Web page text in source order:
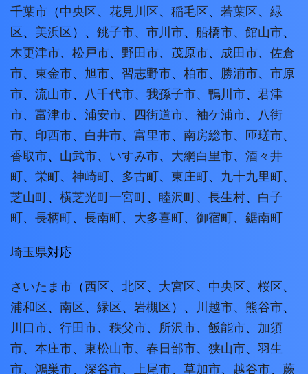
千葉市 （中央区、 花見川区、 稲毛区、 若葉区、 緑
区、 美浜区）、 銚子市、 市川市、 船橋市、 館山市、
木更津市、 松戸市、 野田市、 茂原市、 成田市、 佐倉
市、 東金市、 旭市、 習志野市、 柏市、 勝浦市、 市原
市、 流山市、 八千代市、 我孫子市、 鴨川市、 君津
市、 富津市、 浦安市、 四街道市、 袖ケ浦市、
八街
市、 印西市、 白井市、 富里市、 南房総市、 匝瑳市、
香取市、 山武市、 いすみ市、 大網白里市、 酒々井
町、 栄町、 神崎町、 多古町、 東庄町、 九十九里町、
芝山町、 横芝光町一宮町、 睦沢町、 長生村、 白子
町、 長柄町、 長南町、 大多喜町、 御宿町、 鋸南町
埼玉県対応
さいたま市 （西区、 北区、 大宮区、 中央区、 桜区、
浦和区、 南区、 緑区、 岩槻区）、 川越市、 熊谷市、
川口市、 行田市、 秩父市、 所沢市、 飯能市、 加須
市、 本庄市、 東松山市、 春日部市、 狭山市、 羽生
市、 鴻巣市、 深谷市、 上尾市、 草加市、 越谷市、 蕨